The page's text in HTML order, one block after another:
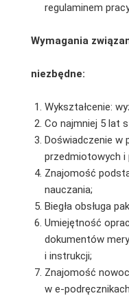
regulaminem
Wymagania
niezbędne:
Wykształcenie:
Co najmniej 5 lat
Doświadczenie w
przedmiotowych i
Znajomość
nauczania;
Biegła obsługa
Umiejętność
dokumentów
i instrukcji;
Znajomość
w e-